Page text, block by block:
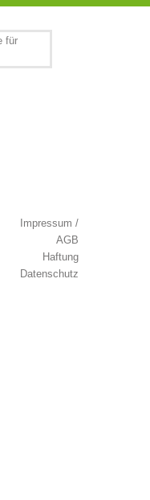
Impressum /
AGB
Haftung
Datenschutz